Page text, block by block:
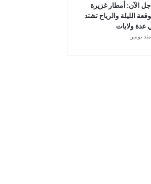
الآن: أمطار غزيرة
الليلة والرياح تشتد
عدة ولايات
منذ يومين